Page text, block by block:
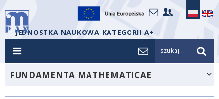
JEDNOSTKA NAUKOWA KATEGORII A+
szukaj...
FUNDAMENTA MATHEMATICAE